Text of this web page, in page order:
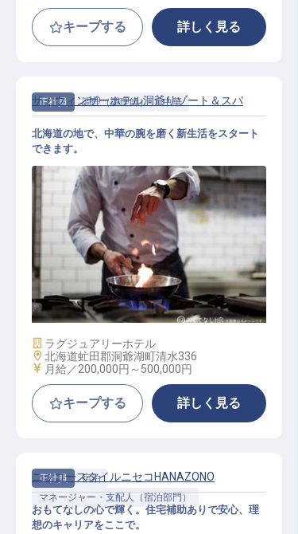
キープする 詳しく見る
正社員 調理（調理師） 中華
中華調理スタッフ【ザ・ウィンザー
ホテル洞爺リゾート&スパ】
ザ・ウィンザーホテル洞爺リゾート＆スパ
北海道の地で、中華の腕を磨く新生活をスタート
できます。
施設業態
ラグジュアリーホテル
勤務地
北海道虻田郡洞爺湖町清水336
給与
月給／200,000円～ 500,000円
キープする 詳しく見る
正社員
宿泊
マネージャー・支配人（宿泊部門）
ニッコースタイルニセコHANAZONO
おもてなしの心で輝く。住宅補助ありで安心、理
想のキャリアをここで。